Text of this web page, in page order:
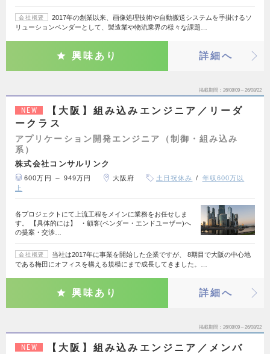
会社概要
2017年の創業以来、画像処理技術や自動搬送システムを手掛けるソ
リューションベンダーとして、製造業や物流業界の様々な課題…
興味あり 詳細へ
掲載期間 26/08/09～26/08/22
NEW
【大阪】組み込みエンジニア／リーダ
ークラス
アプリケーション開発エンジニア（制御・組み込み
系）
株式会社コンサルリンク
600万円 ～ 949万円 大阪府 土日祝休み
年収600万以
上
各プロジェクトにて上流工程をメインに業務をお任せしま
す。 【具体的には】 ・顧客(ベンダー・エンドユーザー)へ
の提案・交渉…
会社概要
当社は2017年に事業を開始した企業ですが、 8期目で大阪の中心地
である梅田にオフィスを構える規模にまで成長してきました。…
興味あり 詳細へ
掲載期間 26/08/09～26/08/22
NEW
【大阪】組み込みエンジニア／メンバ